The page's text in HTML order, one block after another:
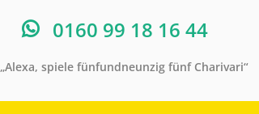
0160 99 18 16 44
„Alexa, spiele fünfundneunzig fünf Charivari“